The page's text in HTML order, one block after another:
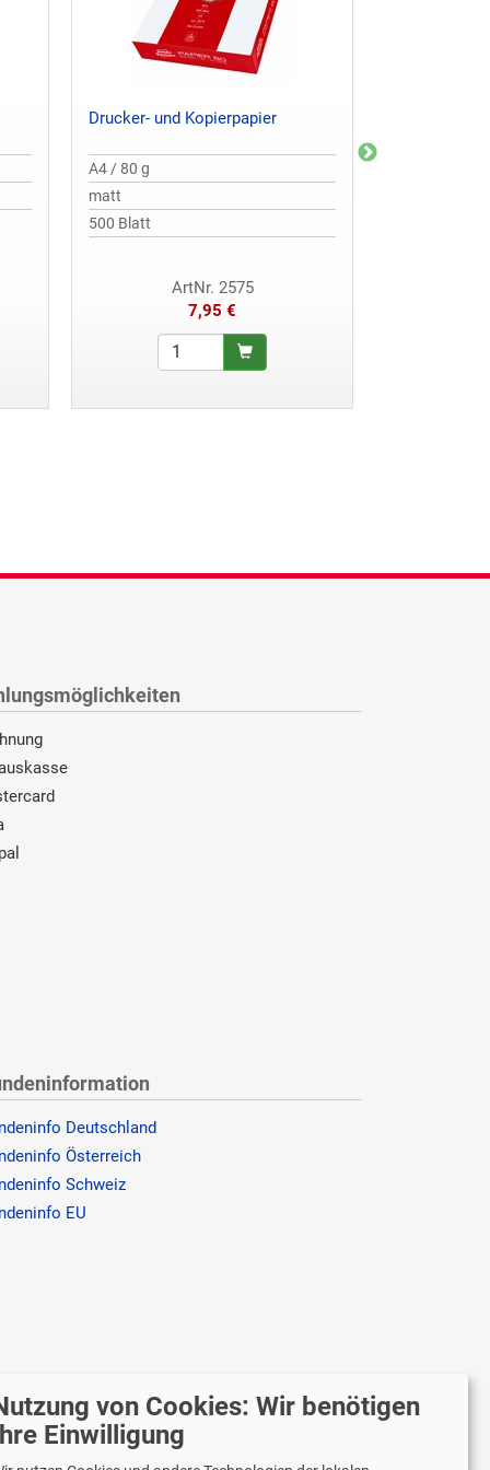
Drucker- und Kopierpapier
A4 / 80 g
matt
500 Blatt
ArtNr. 2575
7,95 €
Deutschland
Österreich
Schweiz
EU
versenden mit
von Cookies: Wir benötigen
Einwilligung